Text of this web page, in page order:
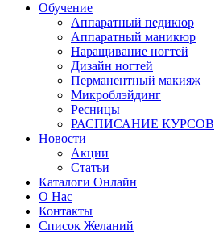
Обучение
Аппаратный педикюр
Аппаратный маникюр
Наращивание ногтей
Дизайн ногтей
Перманентный макияж
Микроблэйдинг
Ресницы
РАСПИСАНИЕ КУРСОВ
Новости
Акции
Статьи
Каталоги Онлайн
О Нас
Контакты
Список Желаний